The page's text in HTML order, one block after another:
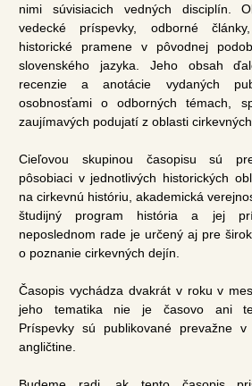
KONTAKT
nimi súvisiacich vedných disciplín.
vedecké príspevky, odborné
historické pramene v pôvodnej
slovenského jazyka. Jeho obsah
recenzie a anotácie vydaných
osobnosťami o odborných témach,
zaujímavých podujatí z oblasti cirkevných
Cieľovou skupinou časopisu sú
pôsobiaci v jednotlivých historických
na cirkevnú históriu, akademická
študijný program história a jej
neposlednom rade je určený aj pre
o poznanie cirkevných dejín.
Časopis vychádza dvakrát v roku v
jeho tematika nie je časovo ani
Príspevky sú publikované prevažne
angličtine.